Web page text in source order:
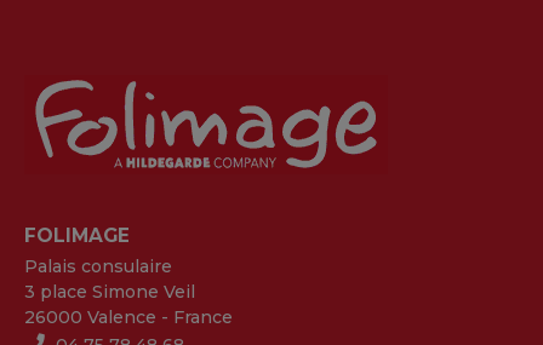
FOLIMAGE
Palais consulaire
3 place Simone Veil
26000 Valence - France